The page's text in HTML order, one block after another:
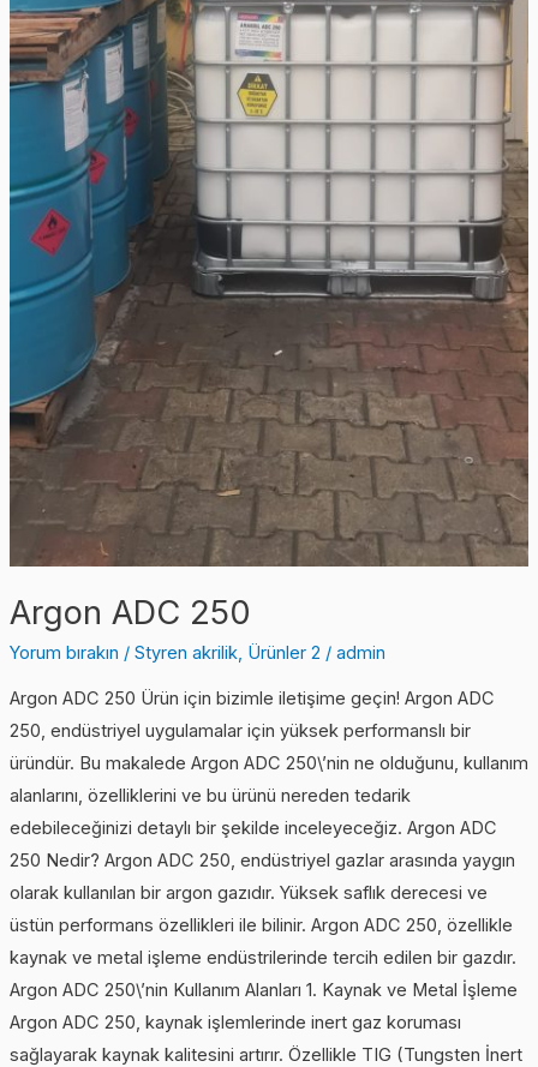
Argon ADC 250
Yorum bırakın / Styren akrilik, Ürünler 2 / admin
Argon ADC 250 Ürün için bizimle iletişime geçin! Argon ADC
250, endüstriyel uygulamalar için yüksek performanslı bir
üründür. Bu makalede Argon ADC 250\’nin ne olduğunu, kullanım
alanlarını, özelliklerini ve bu ürünü nereden tedarik
edebileceğinizi detaylı bir şekilde inceleyeceğiz. Argon ADC
250 Nedir? Argon ADC 250, endüstriyel gazlar arasında yaygın
olarak kullanılan bir argon gazıdır. Yüksek saflık derecesi ve
üstün performans özellikleri ile bilinir. Argon ADC 250, özellikle
kaynak ve metal işleme endüstrilerinde tercih edilen bir gazdır.
Argon ADC 250\’nin Kullanım Alanları 1. Kaynak ve Metal İşleme
Argon ADC 250, kaynak işlemlerinde inert gaz koruması
sağlayarak kaynak kalitesini artırır. Özellikle TIG (Tungsten İnert